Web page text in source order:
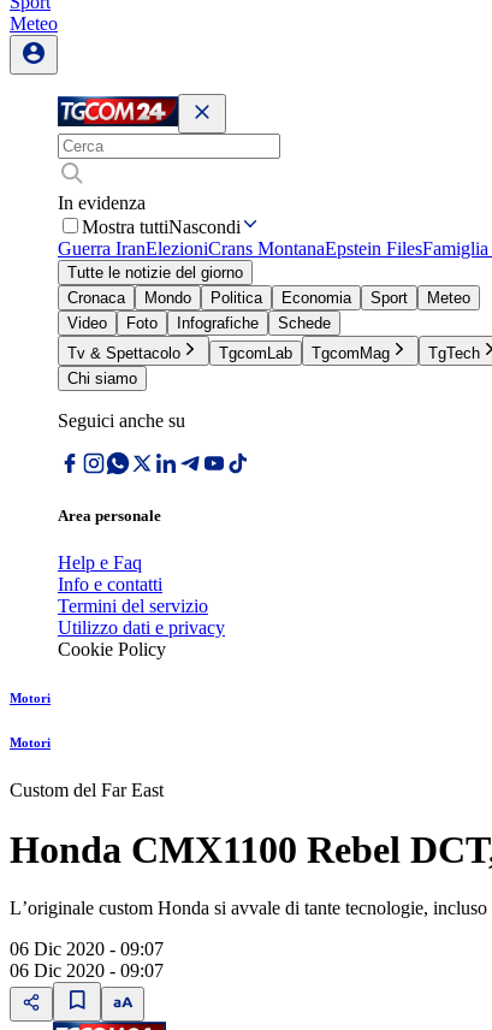
Meteo
In evidenza
Mostra tuttiNascondi
Guerra IranElezioniCrans MontanaEpstein FilesFamiglia
Tutte le notizie del giorno
Cronaca
Mondo Politica Economia Sport
Meteo
Video
Foto Infografiche
Schede
Tv & Spettacolo
TgcomLab TgcomMag TgTech
Chi siamo
Seguici anche su
Area personale
Help e Faq
Info e contatti
Termini del servizio
Utilizzo dati e privacy
Cookie Policy
Motori
Motori
Custom del Far East
Honda CMX1100 Rebel
Lʼoriginale custom Honda si avvale di tante tecnologie,
06 Dic 2020 - 09:07
06 Dic 2020 - 09:07